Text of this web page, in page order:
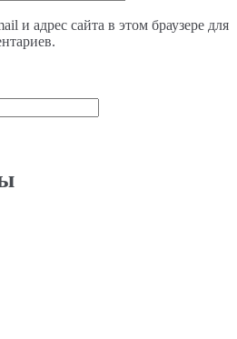
и адрес сайта в этом браузере для